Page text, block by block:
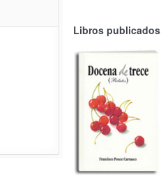
Libros publicados